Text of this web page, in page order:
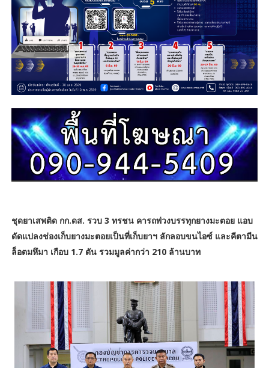
ชุดยาเสพติด กก.ดส. รวบ 3 ทรชน คารถพ่วงบรรทุกยางมะตอย แอบ
ดัดแปลงช่องเก็บยางมะตอยเป็นที่เก็บยาฯ ลักลอบขนไอซ์ และคีตามีน
ล็อตมหึมา เกือบ 1.7 ตัน รวมมูลค่ากว่า 210 ล้านบาท